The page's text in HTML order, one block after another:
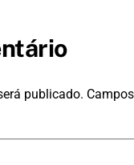
publicado.